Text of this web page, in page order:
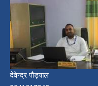
देवेन्द्र पौड्याल